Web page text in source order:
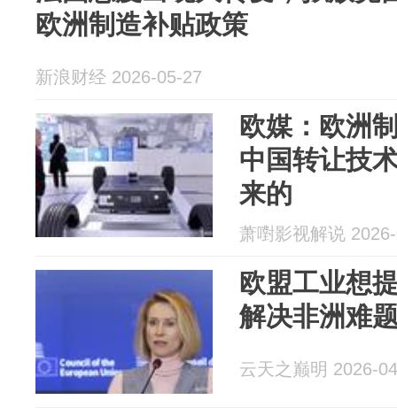
欧洲制造补贴政策
新浪财经 2026-05-27
欧媒：欧洲
中国转让技
来的
萧嚉影视解说
欧盟工业想
解决非洲难
云天之巅明 2026-